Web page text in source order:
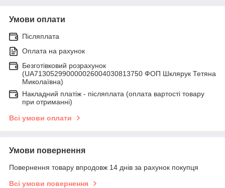
Умови оплати
Післяплата
Оплата на рахунок
Безготівковий розрахунок
(UA713052990000026004030813750 ФОП Шклярук Тетяна
Миколаївна)
Накладний платіж - післяплатa (оплата вартості товару
при отриманні)
Всі умови оплати
Умови повернення
Повернення товару впродовж 14 днів за рахунок покупця
Всі умови повернення